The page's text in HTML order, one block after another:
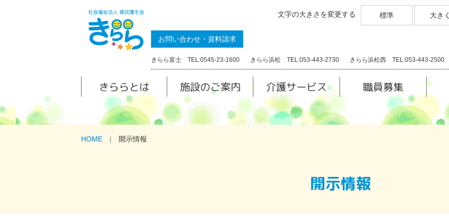
文字の大きさを変更する 標準 大きく
お問い合わせ・資料請求
きらら富士 TEL:0545-23-1600 きらら浜松 TEL:053-443-2730 きらら浜松西 TEL:053-443-2500
きららとは 施設のご案内 介護サービス 職員募集
HOME 開示情報
開示情報